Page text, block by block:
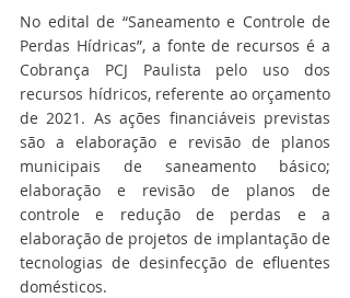
No edital de “Saneamento e Controle de
Perdas Hídricas”, a fonte de recursos é a
Cobrança PCJ Paulista pelo uso dos
recursos hídricos, referente ao orçamento
de 2021. As ações financiáveis previstas
são a elaboração e revisão de planos
municipais de saneamento básico;
elaboração e revisão de planos de
controle e redução de perdas e a
elaboração de projetos de implantação de
tecnologias de desinfecção de efluentes
domésticos.